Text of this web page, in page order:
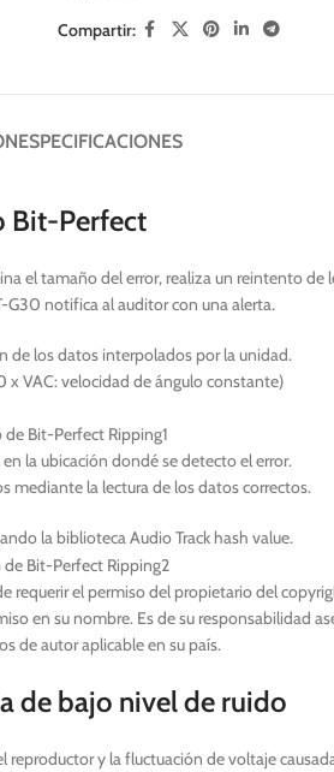
Compartir:
ESPECIFICACIONES
Bit-Perfect
el tamaño del error, realiza un reintento
G30 notifica al auditor con una alerta.
de los datos interpolados por la unidad.
x VAC: velocidad de ángulo constante)
la ubicación dondé se detecto el error.
mediante la lectura de los datos correctos.
la biblioteca Audio Track hash value.
el permiso del propietario del
en su nombre. Es de su responsabilidad
de autor aplicable en su país.
de bajo nivel de ruido
y la fluctuación de voltaje